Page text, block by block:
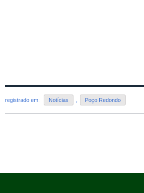
registrado em: Notícias Poço Redondo